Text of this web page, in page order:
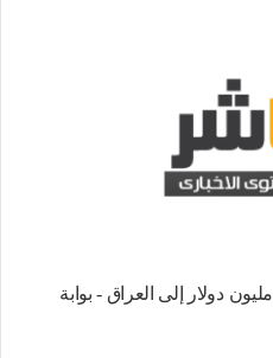
الفيدرالي الأمريكي يرسل 500 مليون دولار إلى العراق - بوابة